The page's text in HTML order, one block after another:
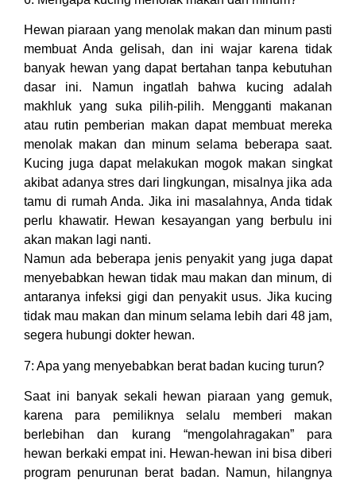
Hewan piaraan yang menolak makan dan minum pasti
membuat Anda gelisah, dan ini wajar karena tidak
banyak hewan yang dapat bertahan tanpa kebutuhan
dasar ini. Namun ingatlah bahwa kucing adalah
makhluk yang suka pilih-pilih. Mengganti makanan
atau rutin pemberian makan dapat membuat mereka
menolak makan dan minum selama beberapa saat.
Kucing juga dapat melakukan mogok makan singkat
akibat adanya stres dari lingkungan, misalnya jika ada
tamu di rumah Anda. Jika ini masalahnya, Anda tidak
perlu khawatir. Hewan kesayangan yang berbulu ini
akan makan lagi nanti.
Namun ada beberapa jenis penyakit yang juga dapat
menyebabkan hewan tidak mau makan dan minum, di
antaranya infeksi gigi dan penyakit usus. Jika kucing
tidak mau makan dan minum selama lebih dari 48 jam,
segera hubungi dokter hewan.
7: Apa yang menyebabkan berat badan kucing turun?
Saat ini banyak sekali hewan piaraan yang gemuk,
karena para pemiliknya selalu memberi makan
berlebihan dan kurang “mengolahragakan” para
hewan berkaki empat ini. Hewan-hewan ini bisa diberi
program penurunan berat badan. Namun, hilangnya